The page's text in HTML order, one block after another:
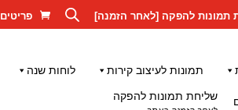
תמונות להפקה [לאחר הזמנה] פריטים 0
תמונות לעיצוב קירות לוחות שנה
שליחת תמונות להפקה